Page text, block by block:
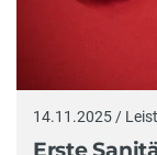
14.11.2025 /
Erste